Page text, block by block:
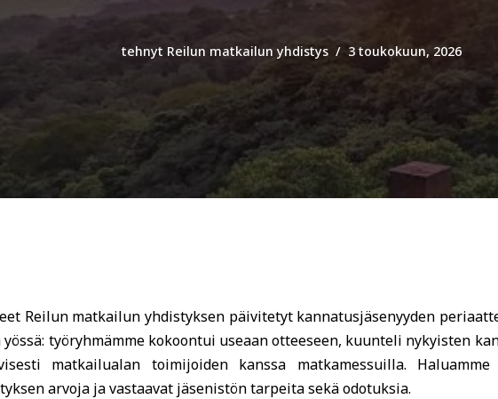
tehnyt Reilun matkailun yhdistys 3 toukokuun, 2026
Reilun matkailun yhdistyksen päivitetyt kannatusjäsenyyden
yössä: työryhmämme kokoontui useaan otteeseen, kuunteli nykyisten
matkailualan toimijoiden kanssa matkamessuilla.
arvoja ja vastaavat jäsenistön tarpeita sekä odotuksia.